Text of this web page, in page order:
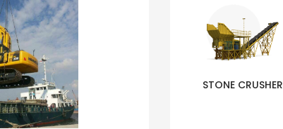
STONE CRUSHER